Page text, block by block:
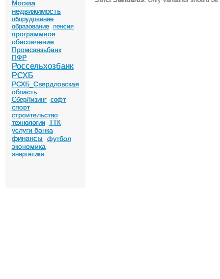
Москва
недвижимость
оборудование
образование пенсия
программное
обеспечение
Промсвязьбанк
ПФР
Россельхозбанк
РСХБ
РСХБ_Свердловская
область
СберЛизинг софт
спорт
строительство
технологии ТТК
услуги банка
финансы
футбол
экономика
энергетика